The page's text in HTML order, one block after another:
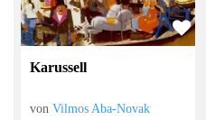
Karussell
vonVilmos Aba-Novak